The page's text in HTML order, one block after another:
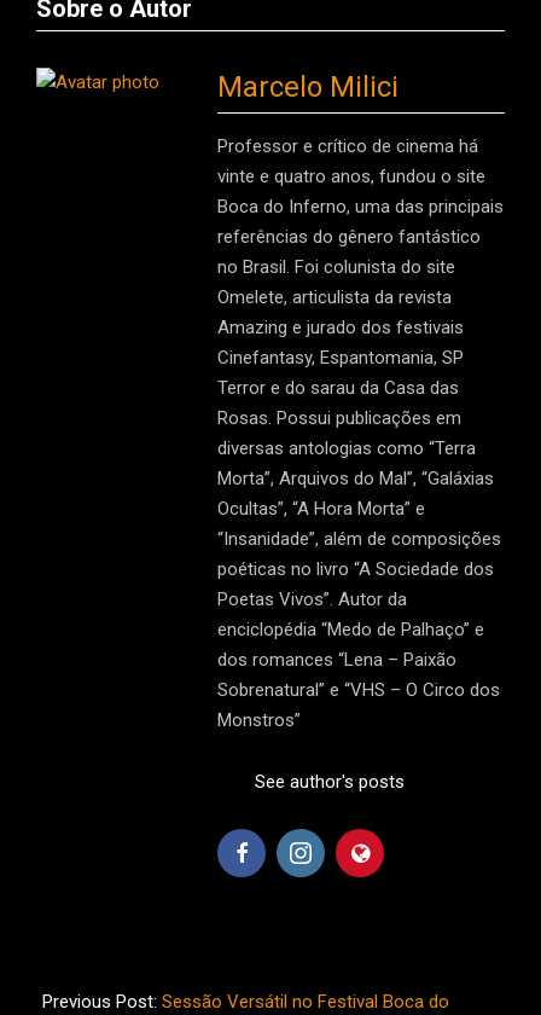
Sobre o Autor
Marcelo Milici
Professor e crítico de cinema há
vinte e quatro anos, fundou o site
Boca do Inferno, uma das principais
referências do gênero fantástico
no Brasil. Foi colunista do site
Omelete, articulista da revista
Amazing e jurado dos festivais
Cinefantasy, Espantomania, SP
Terror e do sarau da Casa das
Rosas. Possui publicações em
diversas antologias como “Terra
Morta”, Arquivos do Mal”, “Galáxias
Ocultas”, “A Hora Morta” e
“Insanidade”, além de composições
poéticas no livro “A Sociedade dos
Poetas Vivos”. Autor da
enciclopédia “Medo de Palhaço” e
dos romances “Lena – Paixão
Sobrenatural” e “VHS – O Circo dos
Monstros”
See author's posts
11-
Previous Post: Sessão Versátil no Festival Boca do